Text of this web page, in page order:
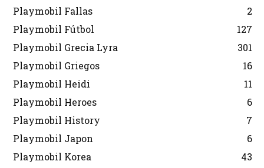
Playmobil Fallas
2
Playmobil Fútbol
127
Playmobil Grecia Lyra
301
Playmobil Griegos
16
Playmobil Heidi
11
Playmobil Heroes
6
Playmobil History
7
Playmobil Japon
6
Playmobil Korea
43